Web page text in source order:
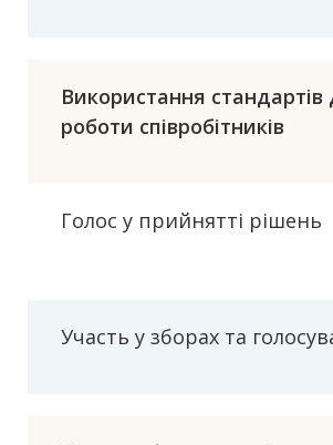
Використання стандартів
роботи співробітників
Голос у прийнятті рішень
Участь у зборах та